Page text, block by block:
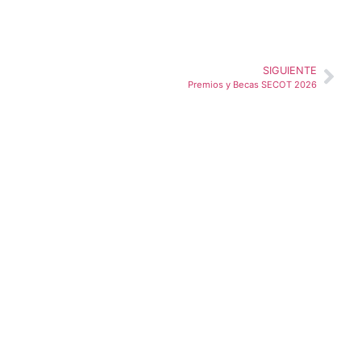
SIGUIENTE
Premios y Becas SECOT 2026